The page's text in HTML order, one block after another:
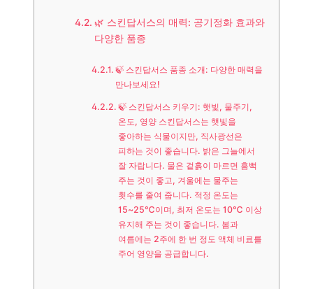
🌿 스킨답서스의 매력: 공기정화 효과와
다양한 품종
🍃 스킨답서스 품종 소개: 다양한 매력을
만나보세요!
🍃 스킨답서스 키우기: 햇빛, 물주기,
온도, 영양 스킨답서스는 햇빛을
좋아하는 식물이지만, 직사광선은
피하는 것이 좋습니다. 밝은 그늘에서
잘 자랍니다. 물은 겉흙이 마르면 흠뻑
주는 것이 좋고, 겨울에는 물주는
횟수를 줄여 줍니다. 적정 온도는
15~25℃이며, 최저 온도는 10℃ 이상
유지해 주는 것이 좋습니다. 봄과
여름에는 2주에 한 번 정도 액체 비료를
주어 영양을 공급합니다.